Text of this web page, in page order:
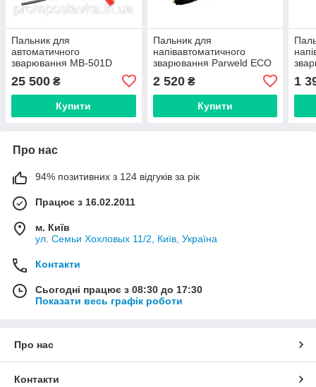
Пальник для
автоматичного
зварювання MB-501D
25 500 ₴
Купити
Пальник для
напівавтоматичного
зварювання Parweld ECO
2 520₴
Купити
1
Про нас
94% позитивних з 124 відгуків за рік
Працює з 16.02.2011
м. Київ
ул. Семьи Хохловых 11/2, Київ, Україна
Контакти
Сьогодні працює з 08:30 до 17:30
Показати весь графік роботи
Про нас
Контакти